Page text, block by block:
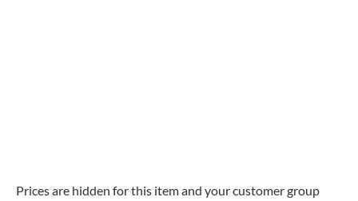
Prices are hidden for this item and your customer group